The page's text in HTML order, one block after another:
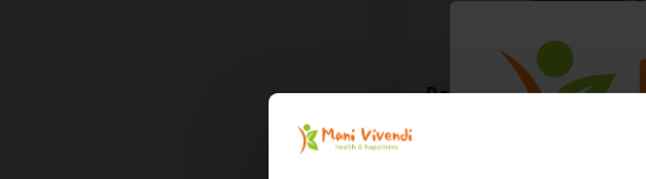
Boektitel: Fit en Vitaal